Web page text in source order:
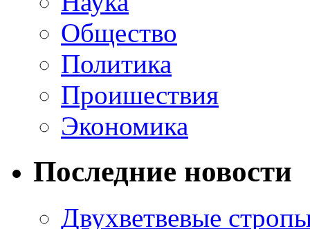
Общество
Политика
Проишествия
Экономика
Последние новости
Двухветвевые